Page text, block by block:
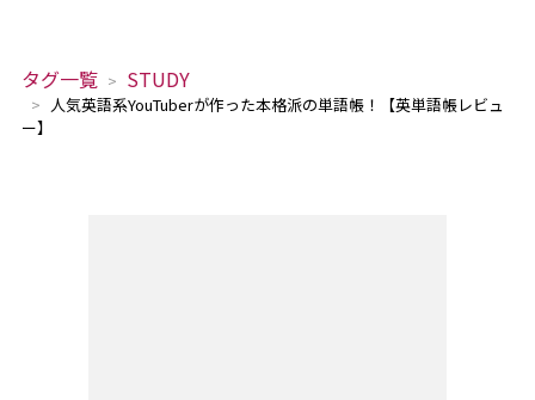
タグ一覧 STUDY
人気英語系YouTuberが作った本格派の単語帳！【英単語帳レビュ
ー】